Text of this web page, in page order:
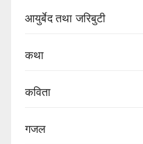
आयुर्बेद तथा जरिबुटी
कथा
कविता
गजल